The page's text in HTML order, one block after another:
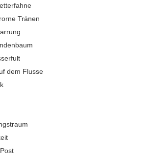
Tränen
dem Flusse